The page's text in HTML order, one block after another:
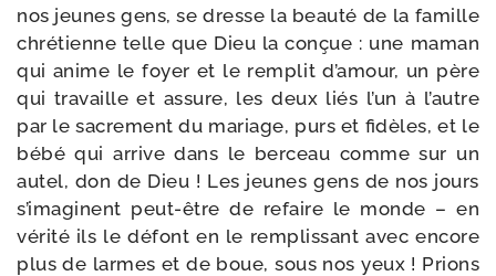
nos jeunes gens, se dresse la beau­té de la famille
chré­tienne telle que Dieu la conçue : une maman
qui anime le foyer et le rem­plit d’amour, un père
qui tra­vaille et assure, les deux liés l’un à l’autre
par le sacre­ment du mariage, purs et fidèles, et le
bébé qui arrive dans le ber­ceau comme sur un
autel, don de Dieu ! Les jeunes gens de nos jours
s’imaginent peut-​être de refaire le monde – en
véri­té ils le défont en le rem­plis­sant avec encore
plus de larmes et de boue, sous nos yeux ! Prions